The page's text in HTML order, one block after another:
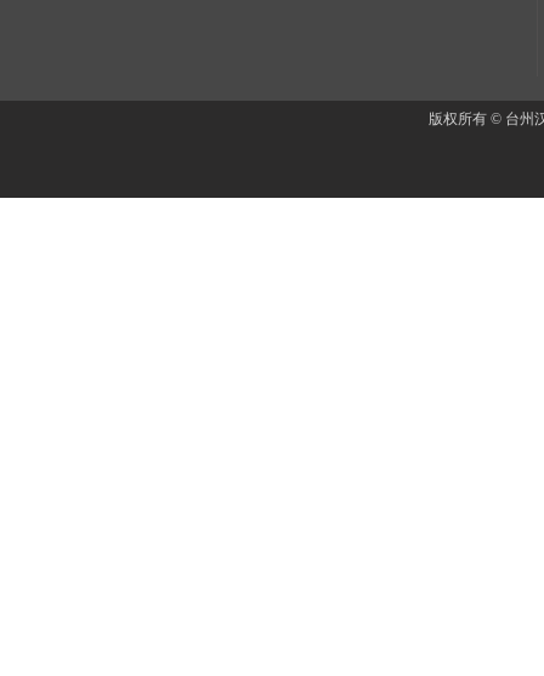
版权所有 © 台州